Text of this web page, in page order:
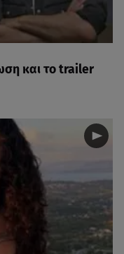
και το trailer